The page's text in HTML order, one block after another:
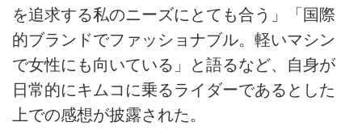
を追求する私のニーズにとても合う」「国際
的ブランドでファッショナブル。軽いマシン
で女性にも向いている」と語るなど、自身が
日常的にキムコに乗るライダーであるとした
上での感想が披露された。